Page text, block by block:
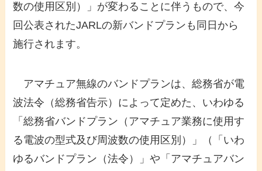
数の使用区別）」が変わることに伴うもので、今
回公表されたJARLの新バンドプランも同日から
施行されます。
アマチュア無線のバンドプランは、総務省が電
波法令（総務省告示）によって定めた、いわゆる
「総務省バンドプラン（アマチュア業務に使用す
る電波の型式及び周波数の使用区別）」（「いわ
ゆるバンドプラン（法令）」や「アマチュアバン